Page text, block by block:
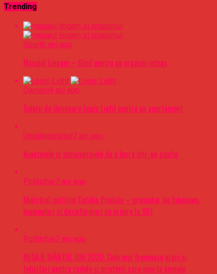
Trending
Sport6 ani ago
Masajul Lingam – Ghid pentru un orgasm intens
Oameni4 ani ago
Soluții de iluminare Logic Light pentru un apartament
Uncategorized7 ani ago
Avantajele si dezavantajele de a lucra intr-un coafor
Politichie7 ani ago
Ministrul justitiei Catalin Predoiu – promotor de fakenews,
manipulari si dezinformari cu privire la SIIJ
Politichie7 ani ago
MESAJE SFÂNTUL ION 2020. Cele mai frumoase urări şi
felicitări pentru rudele şi prietenii care poartă numele